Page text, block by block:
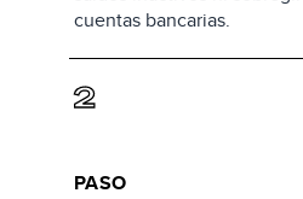
cuentas bancarias.
2
PASO